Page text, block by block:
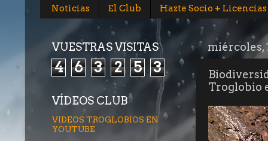
Noticias El Club Hazte Socio +
miércoles,
Troglobio
VUESTRAS VISITAS
4 6 3 2 5 3
VÍDEOS CLUB
VIDEOS TROGLOBIOS EN
YOUTUBE